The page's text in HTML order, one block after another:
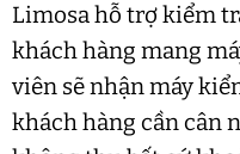
Limosa hỗ trợ kiểm
khách hàng mang
viên sẽ nhận máy
khách hàng cần cân